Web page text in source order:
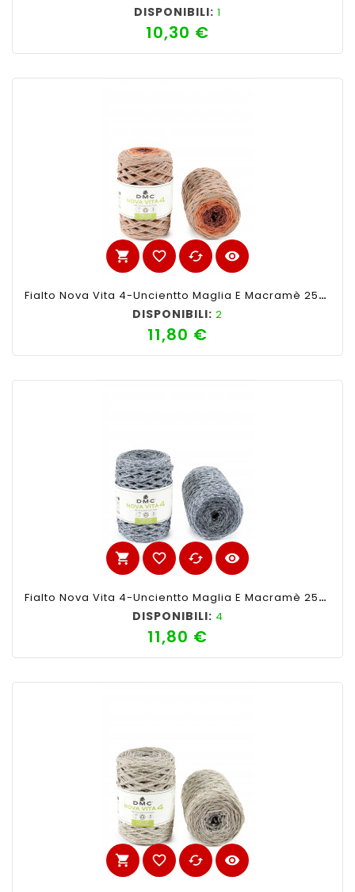
DISPONIBILI: 1
10,30 €
shopping_cart favorite_border cached visibility
Fialto Nova Vita 4-Uncientto Maglia E Macramè 250gr 200mt-Ferri Consigliati N°4 -Colore Mix Arancio
DISPONIBILI: 2
11,80 €
shopping_cart favorite_border cached visibility
Fialto Nova Vita 4-Uncientto Maglia E Macramè 250gr 200mt-Ferri Consigliati N°4 -Colore Mix Grigio
DISPONIBILI: 4
11,80 €
shopping_cart favorite_border cached visibility